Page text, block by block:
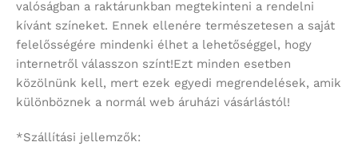
valóságban a raktárunkban megtekinteni a rendelni
kívánt színeket. Ennek ellenére természetesen a saját
felelősségére mindenki élhet a lehetőséggel, hogy
internetről válasszon színt!Ezt minden esetben
közölnünk kell, mert ezek egyedi megrendelések, amik
különböznek a normál web áruházi vásárlástól!
*Szállítási jellemzők: